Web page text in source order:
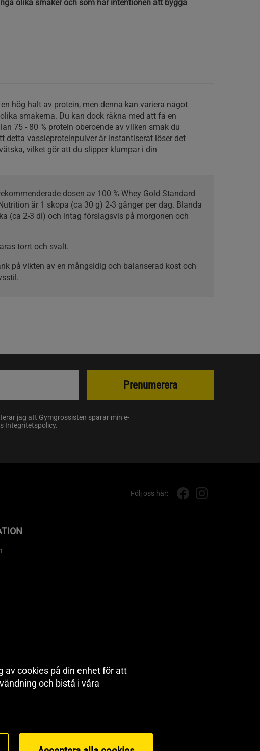
olika smaker och som har intentionen att bygga
hög halt av protein, men denna kan variera något
smakerna. Du kan dock räkna med att få en
75 - 80 % protein oberoende av vilken smak du
detta vassleproteinpulver är instantiserat löser det
vilket gör att du slipper klumpar i din
dosen av 100 % Whey Gold Standard
är 1 skopa (ca 30 g) 2-3 gånger per dag. Blanda
(ca 2-3 dl) och intag förslagsvis på morgonen och
torrt och svalt.
på vikten av en mångsidig och balanserad kost och
jag att Gymgrossisten sparar min e-
Integritetspolicy.
Prenumerera
Följ oss här:
av cookies på din enhet för att
och bistå i våra